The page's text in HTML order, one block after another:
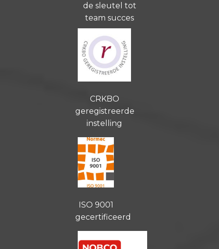
de sleutel tot
team succes
CRKBO
geregistreerde
instelling
ISO 9001
gecertificeerd